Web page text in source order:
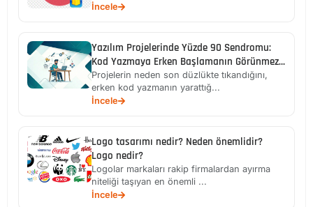
İncele
Yazılım Projelerinde Yüzde 90 Sendromu:
Kod Yazmaya Erken Başlamanın Görünmez
Maliyeti
Projelerin neden son düzlükte tıkandığını,
erken kod yazmanın yarattığ...
İncele
Logo tasarımı nedir? Neden önemlidir?
Logo nedir?
Logolar markaları rakip firmalardan ayırma
niteliği taşıyan en önemli ...
İncele